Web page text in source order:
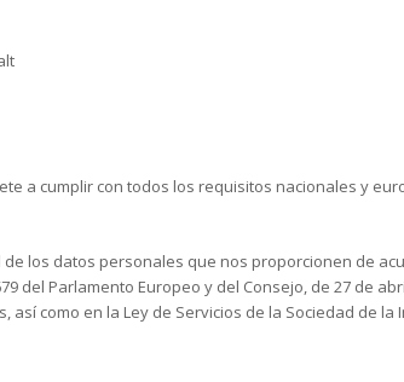
a cumplir con todos los requisitos nacionales y
los datos personales que nos proporcionen de
del Parlamento Europeo y del Consejo, de 27 de
como en la Ley de Servicios de la Sociedad de la